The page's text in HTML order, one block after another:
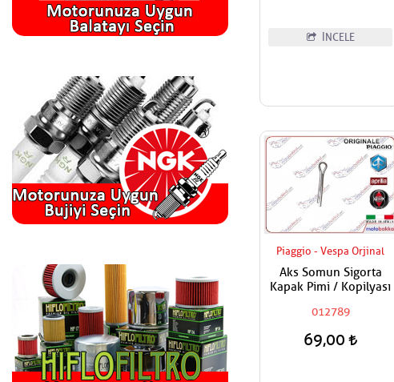
İNCELE
Piaggio - Vespa Orjinal
Aks Somun Sigorta
Kapak Pimi / Kopilyası
012789
69,00